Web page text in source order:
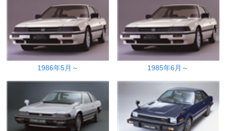
1986年5月～ 1985年6月～